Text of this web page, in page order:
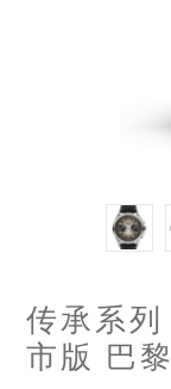
传承系
市版 巴黎